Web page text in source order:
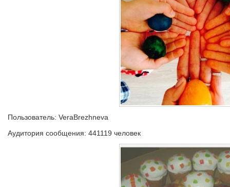
Пользователь: VeraBrezhneva
Аудитория сообщения: 441119 человек